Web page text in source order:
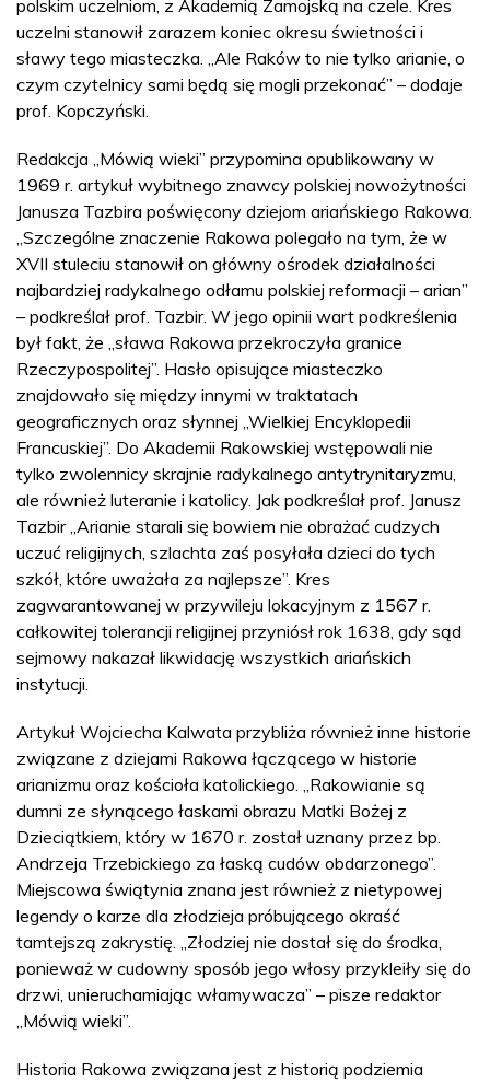
polskim uczelniom, z Akademią Zamojską na czele. Kres
uczelni stanowił zarazem koniec okresu świetności i
sławy tego miasteczka. „Ale Raków to nie tylko arianie, o
czym czytelnicy sami będą się mogli przekonać” – dodaje
prof. Kopczyński.
Redakcja „Mówią wieki” przypomina opublikowany w
1969 r. artykuł wybitnego znawcy polskiej nowożytności
Janusza Tazbira poświęcony dziejom ariańskiego Rakowa.
„Szczególne znaczenie Rakowa polegało na tym, że w
XVII stuleciu stanowił on główny ośrodek działalności
najbardziej radykalnego odłamu polskiej reformacji – arian”
– podkreślał prof. Tazbir. W jego opinii wart podkreślenia
był fakt, że „sława Rakowa przekroczyła granice
Rzeczypospolitej”. Hasło opisujące miasteczko
znajdowało się między innymi w traktatach
geograficznych oraz słynnej „Wielkiej Encyklopedii
Francuskiej”. Do Akademii Rakowskiej wstępowali nie
tylko zwolennicy skrajnie radykalnego antytrynitaryzmu,
ale również luteranie i katolicy. Jak podkreślał prof. Janusz
Tazbir „Arianie starali się bowiem nie obrażać cudzych
uczuć religijnych, szlachta zaś posyłała dzieci do tych
szkół, które uważała za najlepsze”. Kres
zagwarantowanej w przywileju lokacyjnym z 1567 r.
całkowitej tolerancji religijnej przyniósł rok 1638, gdy sąd
sejmowy nakazał likwidację wszystkich ariańskich
instytucji.
Artykuł Wojciecha Kalwata przybliża również inne historie
związane z dziejami Rakowa łączącego w historie
arianizmu oraz kościoła katolickiego. „Rakowianie są
dumni ze słynącego łaskami obrazu Matki Bożej z
Dzieciątkiem, który w 1670 r. został uznany przez bp.
Andrzeja Trzebickiego za łaską cudów obdarzonego”.
Miejscowa świątynia znana jest również z nietypowej
legendy o karze dla złodzieja próbującego okraść
tamtejszą zakrystię. „Złodziej nie dostał się do środka,
ponieważ w cudowny sposób jego włosy przykleiły się do
drzwi, unieruchamiając włamywacza” – pisze redaktor
„Mówią wieki”.
Historia Rakowa związana jest z historią podziemia